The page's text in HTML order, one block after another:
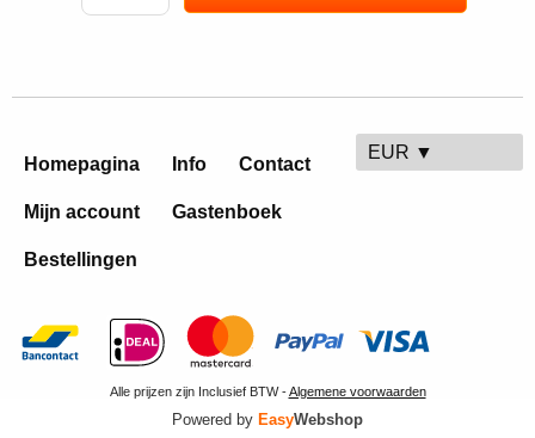
Homepagina Info Contact
Mijn account Gastenboek
Bestellingen
EUR ▼
Alle prijzen zijn Inclusief BTW -Algemene voorwaarden
Powered by EasyWebshop